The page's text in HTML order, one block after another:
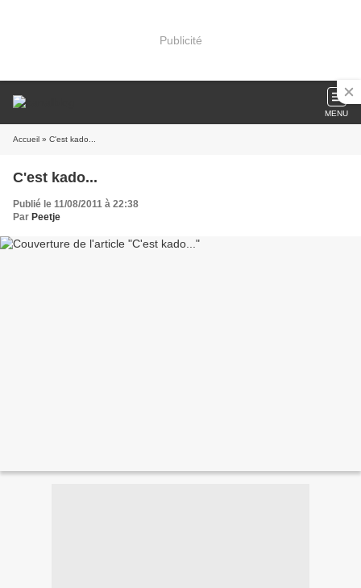
Publicité
MENU
Accueil » C'est kado...
C'est kado...
Publié le 11/08/2011 à 22:38
Par Peetje